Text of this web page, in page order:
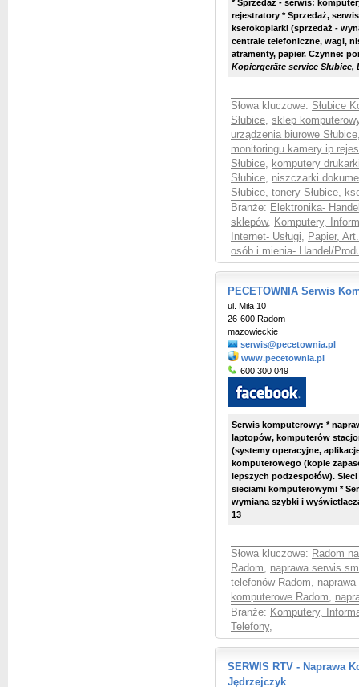
* Sprzedaż - serwis:
rejestratory * Sprzedaż,
kserokopiarki (sprzedaż -
centrale telefoniczne, wagi,
atramenty, papier. Czynne:
Kopiergeräte service Slubice,
Słowa kluczowe: Słubice
Słubice, sklep
urządzenia biurowe Słubice
monitoringu kamery ip
Słubice, komputery
Słubice, niszczarki
Słubice, tonery Słubice,
Branże: Elektronika-
sklepów, Komputery,
Internet- Usługi, Papier,
osób i mienia- Handel/
PECETOWNIA Serwis
ul. Miła 10
26-600 Radom
mazowieckie
serwis@pecetownia.pl
www.pecetownia.pl
600 300 049
Serwis komputerowy: *
laptopów, komputerów
(systemy operacyjne,
komputerowego (kopie
lepszych podzespołów).
sieciami komputerowymi *
wymiana szybki i
13
Słowa kluczowe: Radom
Radom, naprawa serwis
telefonów Radom,
komputerowe Radom,
Branże: Komputery,
Telefony,
SERWIS RTV - Naprawa
Jędrzejczyk